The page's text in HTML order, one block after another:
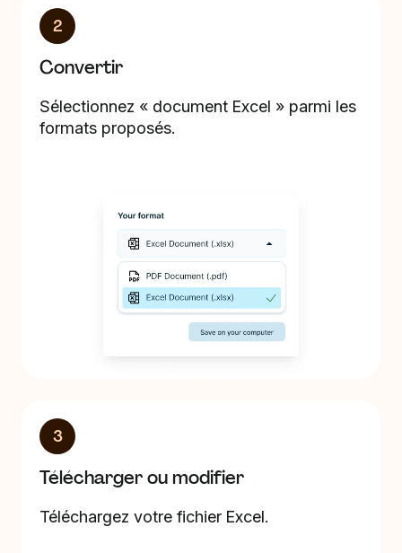
2
Convertir
Sélectionnez « document Excel » parmi les
formats proposés.
3
Télécharger ou modifier
Téléchargez votre fichier Excel.